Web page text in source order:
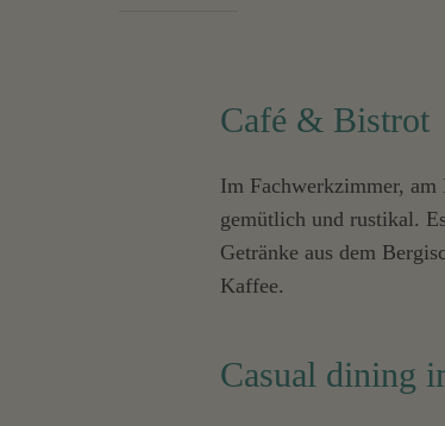
Café & Bistrot
Im Fachwerkzimmer,
gemütlich und rustikal.
Getränke aus dem
Kaffee.
Casual dining